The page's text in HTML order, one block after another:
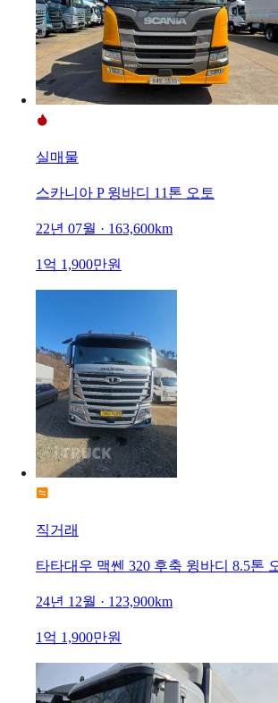
실매물
스카니아 P 윙바디 11톤 오토
22년 07월 · 163,600km
1억 1,900만원
직거래
타타대우 맥쎈 320 후축 윙바디 8.5톤
24년 12월 · 123,900km
1억 1,900만원